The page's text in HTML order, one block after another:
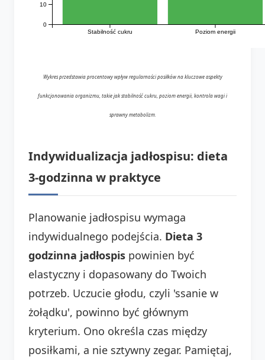
Stabilność cukru Poziom energii
0
10
Wykres przedstawia procentowy wpływ regularności posiłków na kluczowe aspekty
funkcjonowania organizmu, takie jak stabilność cukru, poziom energii, kontrola wagi i
sprawny metabolizm.
Indywidualizacja jadłospisu: dieta
3-godzinna w praktyce
Planowanie jadłospisu wymaga
indywidualnego podejścia. Dieta 3
godzinna jadłospis powinien być
elastyczny i dopasowany do Twoich
potrzeb. Uczucie głodu, czyli 'ssanie w
żołądku', powinno być głównym
kryterium. Ono określa czas między
posiłkami, a nie sztywny zegar. Pamiętaj,